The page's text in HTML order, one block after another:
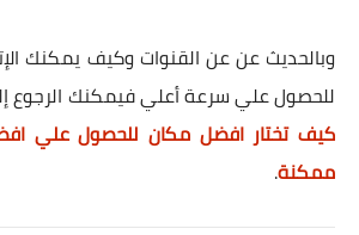
وبالحديث عن عن القنوات وكيف يمكنك
للحصول علي سرعة أعلي فيمكنك الرجوع
كيف تختار افضل مكان للحصول علي
ممكنة.